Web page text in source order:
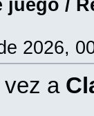
juego /
2026,
vez a